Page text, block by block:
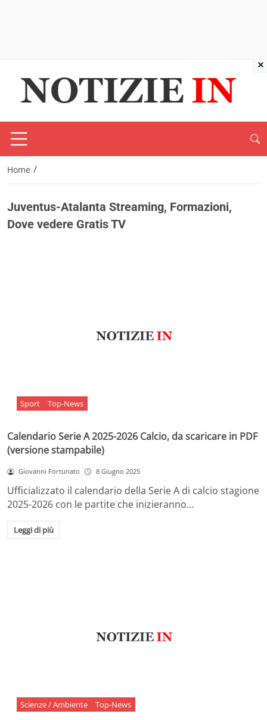
Home /
Juventus-Atalanta Streaming, Formazioni,
Dove vedere Gratis TV
Sport Top-News
Calendario Serie A 2025-2026 Calcio, da scaricare in PDF
(versione stampabile)
Giovanni Fortunato 8 Giugno 2025
Ufficializzato il calendario della Serie A di calcio stagione
2025-2026 con le partite che inizieranno…
Leggi di più
Scienze / Ambiente Top-News
×